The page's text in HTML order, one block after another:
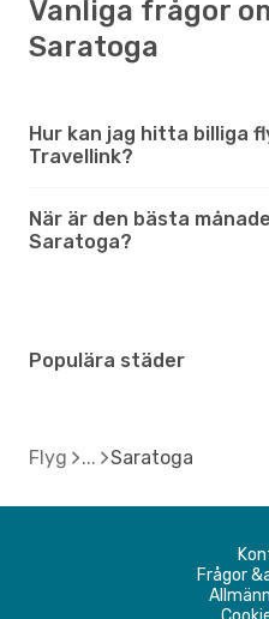
Vanliga frågor
Saratoga
Hur kan jag hitta billiga
Travellink?
När är den bästa
Saratoga?
Populära städer
Flyg Saratoga
Frågor